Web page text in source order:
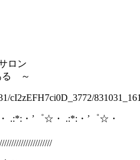
ロン
る ～
cI2zEFH7ci0D_3772/
.:*:・’゜☆・ .:*:・’゜☆・